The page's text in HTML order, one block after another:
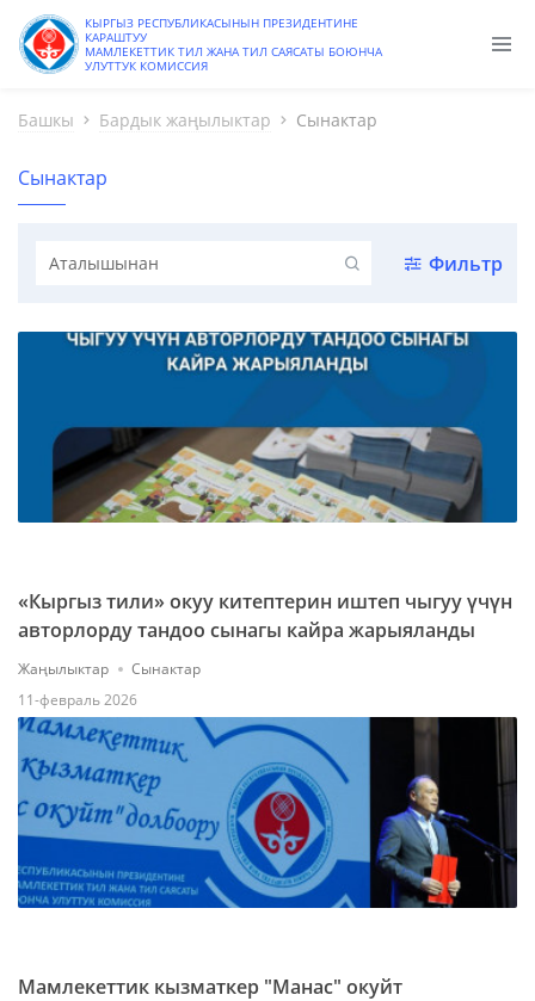
КЫРГЫЗ РЕСПУБЛИКАСЫНЫН ПРЕЗИДЕНТИНЕ
КАРАШТУУ
МАМЛЕКЕТТИК ТИЛ ЖАНА ТИЛ САЯСАТЫ БОЮНЧА
УЛУТТУК КОМИССИЯ
Башкы Бардык жаңылыктар Сынактар
Сынактар
Фильтр
«Кыргыз тили» окуу китептерин иштеп чыгуу үчүн
авторлорду тандоо сынагы кайра жарыяланды
Жаңылыктар
Сынактар
11-февраль 2026
Мамлекеттик кызматкер "Манас" окуйт